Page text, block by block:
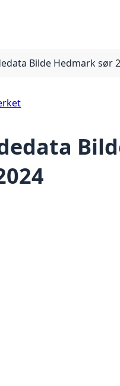
Bilde Hedmark sør